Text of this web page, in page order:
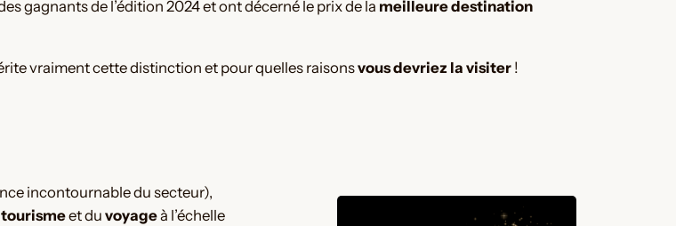
gagnants de l’édition 2024 et ont décerné le prix de la meilleure destination
vraiment cette distinction et pour quelles raisonsvous devriez la visiter !
incontournable du secteur),
tourismeet du voyageà l’échelle